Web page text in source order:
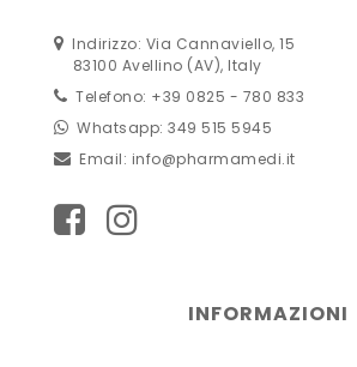
Indirizzo: Via Cannaviello, 15
83100 Avellino (AV), Italy
Telefono: +39 0825 - 780 833
Whatsapp: 349 515 5945
Email: info@pharmamedi.it
INFORMAZIONI